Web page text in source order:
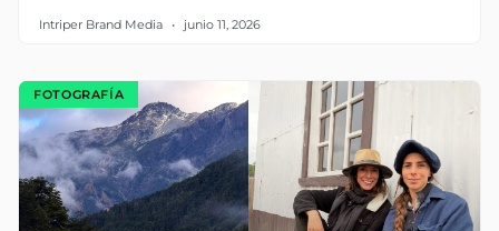
Intriper Brand Media junio 11, 2026
FOTOGRAFÍA